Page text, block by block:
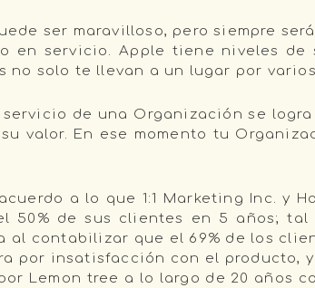
ser maravilloso, pero siempre
en servicio. Apple tiene niveles de
no solo te llevan a un lugar por
de una Organización se
valor. En ese momento tu
a lo que 1:1 Marketing Inc. y
50% de sus clientes en 5 años;
al contabilizar que el 69% de los
por insatisfacción con el producto,
Lemon tree a lo largo de 20 años